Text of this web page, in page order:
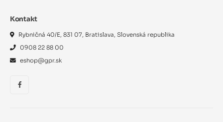
Kontakt
Rybničná 40/E, 831 07, Bratislava, Slovenská republika
0908 22 88 00
eshop@gpr.sk